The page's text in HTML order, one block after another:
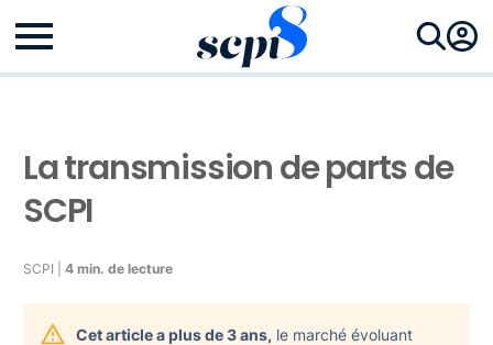
La transmission de parts de
SCPI
SCPI | 4 min. de lecture
Cet article a plus de 3 ans, le marché évoluant